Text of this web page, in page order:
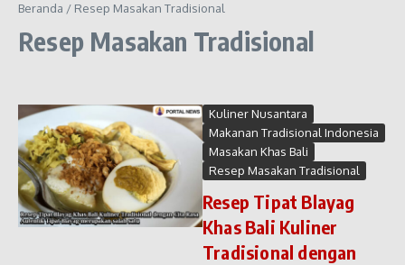
Beranda / Resep Masakan Tradisional
Resep Masakan Tradisional
Kuliner Nusantara
Makanan Tradisional Indonesia
Masakan Khas Bali
Resep Masakan Tradisional
Resep Tipat Blayag
Khas Bali Kuliner
Tradisional dengan